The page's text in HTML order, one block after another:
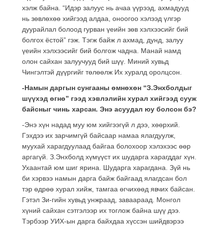
хэлж байна. “Идэр залуус нь ачаа үүрээд, ахмадууд
нь зөвлөхөө хийгээд алдаа, оноогоо хэлээд үлгэр
дуурайлал болоод гурван үеийн зөв хэлхээсийг бий
болгох ёстой” гэж. Тэгж байж л ахмад, дунд, залуу
үеийн хэлхээсийг бий болгож чадна. Манай намд
олон сайхан залуучууд бий шүү. Миний хувьд
Чингэлтэй дүүргийг төлөөлж Их хуралд оролцсон.
-Намын даргын сунгааны өмнөхөн “З.Энхболдыг
шүүхэд өгнө” гээд хэвлэлийн хурал хийгээд сууж
байсныг чинь харсан. Энэ асуудал юу болсон бэ?
-Энэ хүн надад муу юм хийгээгүй л дээ, хөөрхий.
Гэхдээ их зарчимгүй байсаар намаа ялагдуулж,
муухай харагдуулаад байгаа болохоор хэлэхээс өөр
аргагүй. З.Энхболд хүмүүст их шударга харагддаг хүн.
Ухаантай юм шиг ярина. Шударга харагдана. Зүй нь
би хэрвээ намын дарга байж байгаад ялагдсан бол
тэр өдрөө хурал хийж, тамгаа өгчихөөд явчих байсан.
Гэтэл Зи-гийн хувьд унжраад, заваараад. Монгол
хүний сайхан сэтгэлээр их тоглож байна шүү дээ.
Тэрбээр УИХ-ын дарга байхдаа хүссэн шийдвэрээ